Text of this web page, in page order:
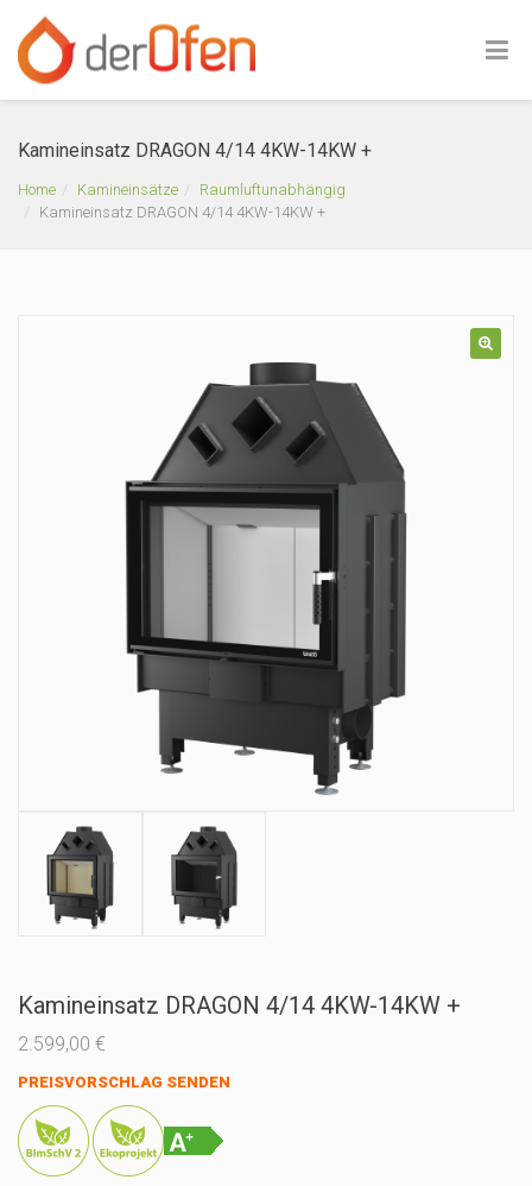
Kamineinsatz DRAGON 4/14 4KW-14KW +
Home Kamineinsätze
Raumluftunabhängig
Kamineinsatz DRAGON 4/14 4KW-14KW +
Kamineinsatz DRAGON 4/14 4KW-14KW +
2.599,00 €
PREISVORSCHLAG SENDEN